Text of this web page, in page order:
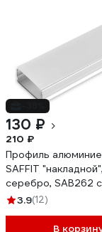
130 ₽
210 ₽
Профиль
SAFFIT "накладной",
серебро, SAB262
экраном, 2
3.9(12)
В